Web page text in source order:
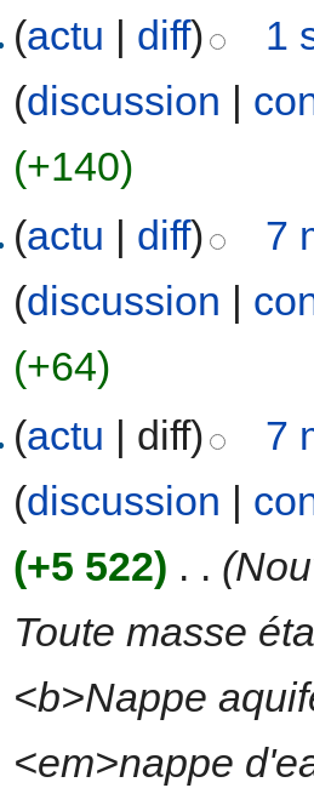
(actu | diff)
1
(discussion |
(+140)
(actu | diff)
7
(discussion |
(+64)
(actu | diff)
7
(discussion
(+5 522) . .
Toute masse
<b>Nappe
<em>nappe